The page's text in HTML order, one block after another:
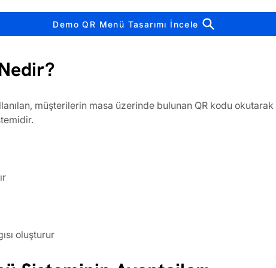
Demo QR Menü Tasarımı İncele
müşterilerin masa üzerinde bulunan QR kodu okutarak
oluşturur